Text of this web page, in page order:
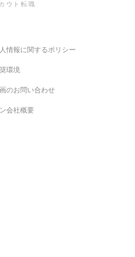
ウト転職
情報に関するポリシー
環境
のお問い合わせ
会社概要